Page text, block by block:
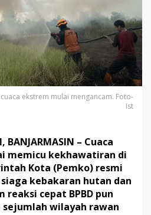
a
j
a
r
a
S
a
g
a
K
a
ekstrem mulai mengancam. Foto-
Ist
BANJARMASIN – Cuaca
memicu kekhawatiran di
Kota (Pemko) resmi
kebakaran hutan dan
reaksi cepat BPBD pun
wilayah rawan